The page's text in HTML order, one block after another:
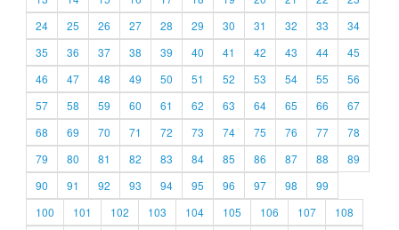
24
25 26 27 28 29 30 31 32 33
34
35
36 37 38 39 40 41 42 43 44
45
46
47 48 49 50 51 52 53 54 55
56
57
58 59 60 61 62 63 64 65 66
67
68
69 70 71 72 73 74 75 76 77
78
79
80 81 82 83 84 85 86 87 88
89
90
91 92 93 94 95 96 97 98
99
100
101 102 103 104 105 106 107
108